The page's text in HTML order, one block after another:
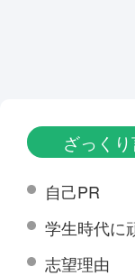
ざっく
自己PR
学生時代に
志望理由